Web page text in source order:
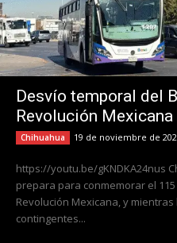
Desvío temporal del
Revolución Mexicana
Chihuahua 19 de noviembre de
https://youtu.be/gKNDKA24nus
prepara para conmemorar el
Revolución Mexicana, y
contingentes...